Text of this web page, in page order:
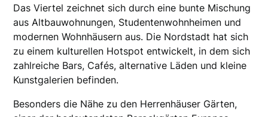
Das Viertel zeichnet sich durch eine bunte Mischung
aus Altbauwohnungen, Studentenwohnheimen und
modernen Wohnhäusern aus. Die Nordstadt hat sich
zu einem kulturellen Hotspot entwickelt, in dem sich
zahlreiche Bars, Cafés, alternative Läden und kleine
Kunstgalerien befinden.
Besonders die Nähe zu den Herrenhäuser Gärten,